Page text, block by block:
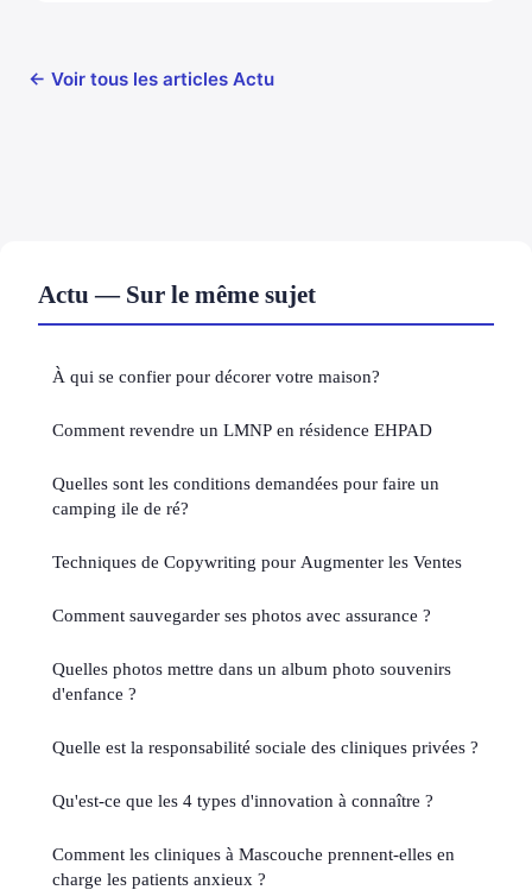
← Voir tous les articles Actu
Actu — Sur le même sujet
À qui se confier pour décorer votre maison?
Comment revendre un LMNP en résidence EHPAD
Quelles sont les conditions demandées pour faire un
camping ile de ré?
Techniques de Copywriting pour Augmenter les Ventes
Comment sauvegarder ses photos avec assurance ?
Quelles photos mettre dans un album photo souvenirs
d'enfance ?
Quelle est la responsabilité sociale des cliniques privées ?
Qu'est-ce que les 4 types d'innovation à connaître ?
Comment les cliniques à Mascouche prennent-elles en
charge les patients anxieux ?